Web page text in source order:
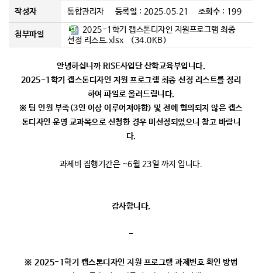
작성자 통합관리자 등록일 : 2025.05.21 조회수: 199
첨부파일
2025-1학기 캡스톤디자인 지원프로그램 최종
선정 리스트.xlsx (34.0KB)
안녕하십니까 RISE사업단 산학교육부입니다.
2025-1학기 캡스톤디자인 지원 프로그램 최종 선정 리스트를 정리
하여 파일로 올려드립니다.
※ 팀 인원 부족(3인 이상 이루어져야함) 및 전에 협의되지 않은 캡스
톤디자인 운영 교과목으로 신청한 경우 미선정되었으니 참고 바랍니
다.
과제비 집행기간은 ~6월 23일 까지 입니다.
감사합니다.
-
※ 2025-1학기 캡스톤디자인 지원 프로그램 과제번호 확인 방법